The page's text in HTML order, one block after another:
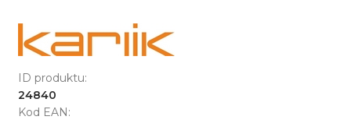
ID produktu:
24840
Kod EAN: